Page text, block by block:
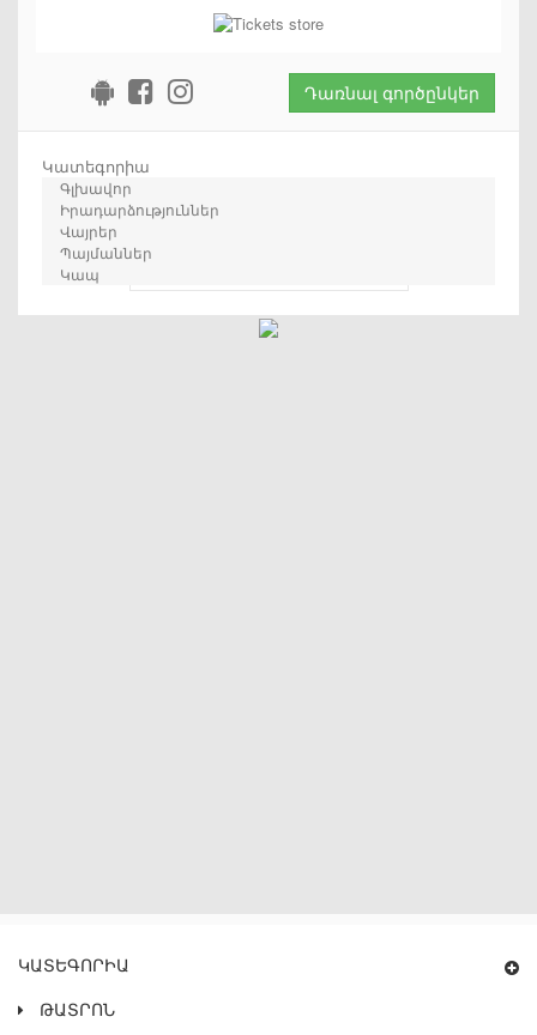
Դառնալ գործընկեր
Կատեգորիա
Գլխավոր
Իրադարձություններ
Վայրեր
Պայմաններ
Կապ
որոնում
ԿԱՏԵԳՈՐԻԱ
ԹԱՏՐՈՆ